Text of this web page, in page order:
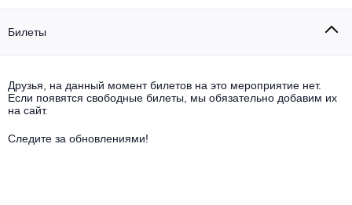
Альтернатива
Круиз Фест
Творческий вечер
Детский концерт
Детское шоу
Детский мюзикл
Билеты
Друзья, на данный момент билетов на это мероприятие нет.
Если появятся свободные билеты, мы обязательно добавим их
на сайт.
Следите за обновлениями!